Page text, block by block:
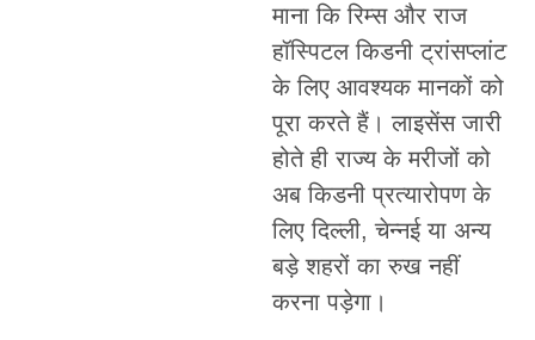
माना कि रिम्स और राज
हॉस्पिटल किडनी ट्रांसप्लांट
के लिए आवश्यक मानकों को
पूरा करते हैं। लाइसेंस जारी
होते ही राज्य के मरीजों को
अब किडनी प्रत्यारोपण के
लिए दिल्ली, चेन्नई या अन्य
बड़े शहरों का रुख नहीं
करना पड़ेगा।